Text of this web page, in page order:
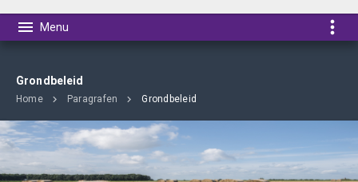
Grondbeleid
Home Paragrafen Grondbeleid